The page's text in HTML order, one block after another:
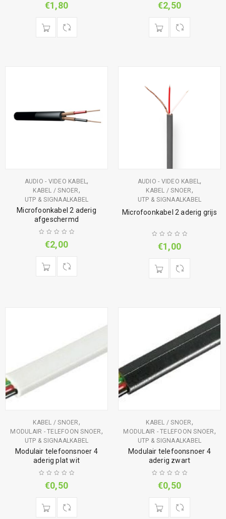
€1,80 €2,50
AUDIO - VIDEO KABEL,
KABEL / SNOER,
UTP & SIGNAALKABEL
Microfoonkabel 2 aderig
afgeschermd
€2,00
AUDIO - VIDEO KABEL,
KABEL / SNOER,
UTP & SIGNAALKABEL
Microfoonkabel 2 aderig grijs
€1,00
KABEL / SNOER,
MODULAIR - TELEFOON SNOER,
UTP & SIGNAALKABEL
Modulair telefoonsnoer 4
aderig plat wit
€0,50
KABEL / SNOER,
MODULAIR - TELEFOON SNOER,
UTP & SIGNAALKABEL
Modulair telefoonsnoer 4
aderig zwart
€0,50